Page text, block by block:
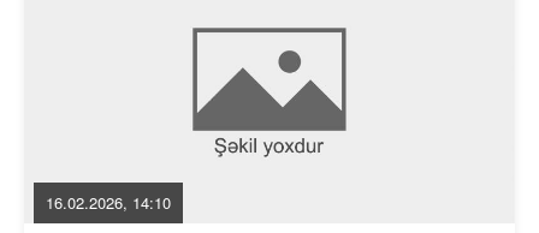
16.02.2026, 14:10